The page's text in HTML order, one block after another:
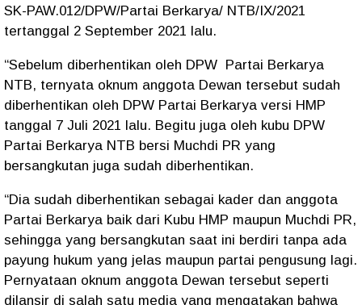
SK-PAW.012/DPW/Partai Berkarya/ NTB/IX/2021
tertanggal 2 September 2021 lalu.
“Sebelum diberhentikan oleh DPW Partai Berkarya
NTB, ternyata oknum anggota Dewan tersebut sudah
diberhentikan oleh DPW Partai Berkarya versi HMP
tanggal 7 Juli 2021 lalu. Begitu juga oleh kubu DPW
Partai Berkarya NTB bersi Muchdi PR yang
bersangkutan juga sudah diberhentikan.
“Dia sudah diberhentikan sebagai kader dan anggota
Partai Berkarya baik dari Kubu HMP maupun Muchdi PR,
sehingga yang bersangkutan saat ini berdiri tanpa ada
payung hukum yang jelas maupun partai pengusung lagi.
Pernyataan oknum anggota Dewan tersebut seperti
dilansir di salah satu media yang mengatakan bahwa